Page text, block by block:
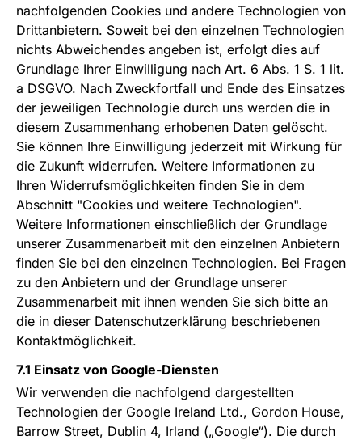
nachfolgenden Cookies und andere Technologien von
Drittanbietern. Soweit bei den einzelnen Technologien
nichts Abweichendes angeben ist, erfolgt dies auf
Grundlage Ihrer Einwilligung nach Art. 6 Abs. 1 S. 1 lit.
a DSGVO. Nach Zweckfortfall und Ende des Einsatzes
der jeweiligen Technologie durch uns werden die in
diesem Zusammenhang erhobenen Daten gelöscht.
Sie können Ihre Einwilligung jederzeit mit Wirkung für
die Zukunft widerrufen. Weitere Informationen zu
Ihren Widerrufsmöglichkeiten finden Sie in dem
Abschnitt "Cookies und weitere Technologien".
Weitere Informationen einschließlich der Grundlage
unserer Zusammenarbeit mit den einzelnen Anbietern
finden Sie bei den einzelnen Technologien. Bei Fragen
zu den Anbietern und der Grundlage unserer
Zusammenarbeit mit ihnen wenden Sie sich bitte an
die in dieser Datenschutzerklärung beschriebenen
Kontaktmöglichkeit.
7.1 Einsatz von Google-Diensten
Wir verwenden die nachfolgend dargestellten
Technologien der Google Ireland Ltd., Gordon House,
Barrow Street, Dublin 4, Irland („Google“). Die durch